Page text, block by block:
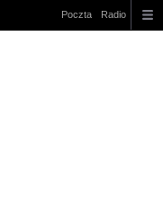
Poczta Radio